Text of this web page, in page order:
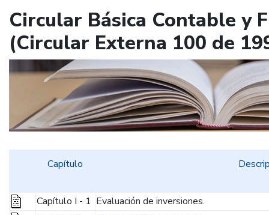
Circular Básica Contable y
(Circular Externa 100 de
Capítulo
Capítulo I - 1 Evaluación de inversiones.